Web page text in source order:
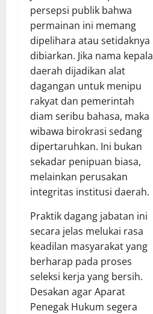
persepsi publik bahwa
permainan ini memang
dipelihara atau setidaknya
dibiarkan. Jika nama kepala
daerah dijadikan alat
dagangan untuk menipu
rakyat dan pemerintah
diam seribu bahasa, maka
wibawa birokrasi sedang
dipertaruhkan. Ini bukan
sekadar penipuan biasa,
melainkan perusakan
integritas institusi daerah.
Praktik dagang jabatan ini
secara jelas melukai rasa
keadilan masyarakat yang
berharap pada proses
seleksi kerja yang bersih.
Desakan agar Aparat
Penegak Hukum segera